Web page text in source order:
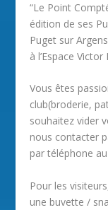
“Le Point
édition de ses
Puget sur
à l’Espace
Vous êtes
club(broderie,
souhaitez vider
nous contacter
par téléphone
Pour les
une buvette /